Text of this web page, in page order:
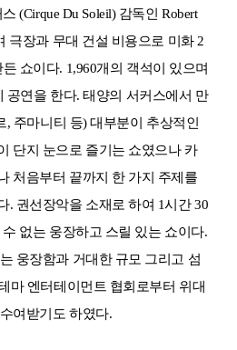
(Cirque Du Soleil) 감독인 Robert
극장과 무대 건설 비용으로 미화 2
쇼이다. 1,960개의 객석이 있으며
공연을 한다. 태양의 서커스에서 만
, 주마니티 등) 대부분이 추상적인
단지 눈으로 즐기는 쇼였으나 카
처음부터 끝까지 한 가지 주제를
. 권선장악을 소재로 하여 1시간 30
없는 웅장하고 스릴 있는 쇼이다.
웅장함과 거대한 규모 그리고 섬
마 엔터테이먼트 협회로부터 위대
여받기도 하였다.